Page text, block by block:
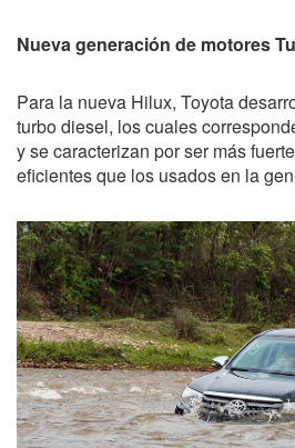
Nueva generación de motores
Para la nueva Hilux, Toyota
turbo diesel, los cuales
y se caracterizan por ser más
eficientes que los usados en la